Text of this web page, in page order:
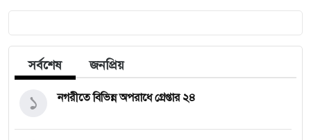
সর্বশেষ জনপ্রিয়
নগরীতে বিভিন্ন অপরাধে গ্রেপ্তার ২৪
১